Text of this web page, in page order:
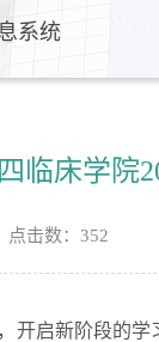
系统
床学院
击数： 352
启新阶段的学